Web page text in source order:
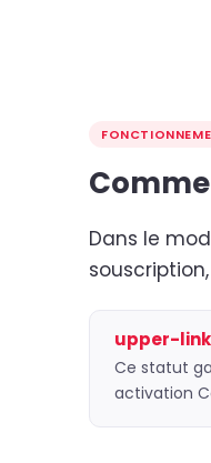
Dans le
upper-link
Ce statut
activation